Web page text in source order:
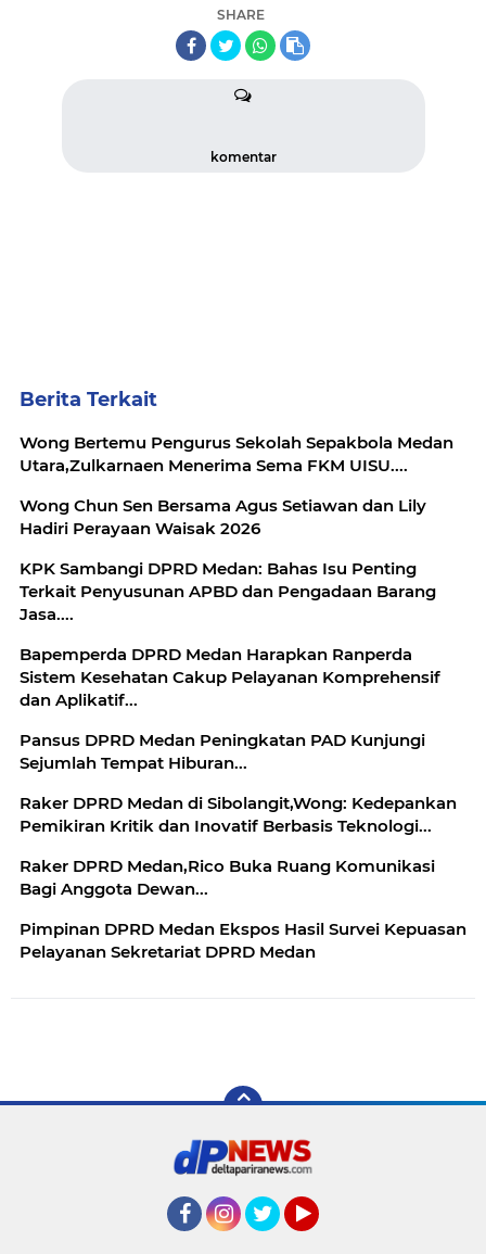
SHARE
komentar
Berita Terkait
Wong Bertemu Pengurus Sekolah Sepakbola Medan
Utara,Zulkarnaen Menerima Sema FKM UISU....
Wong Chun Sen Bersama Agus Setiawan dan Lily
Hadiri Perayaan Waisak 2026
KPK Sambangi DPRD Medan: Bahas Isu Penting
Terkait Penyusunan APBD dan Pengadaan Barang
Jasa....
Bapemperda DPRD Medan Harapkan Ranperda
Sistem Kesehatan Cakup Pelayanan Komprehensif
dan Aplikatif...
Pansus DPRD Medan Peningkatan PAD Kunjungi
Sejumlah Tempat Hiburan...
Raker DPRD Medan di Sibolangit,Wong: Kedepankan
Pemikiran Kritik dan Inovatif Berbasis Teknologi...
Raker DPRD Medan,Rico Buka Ruang Komunikasi
Bagi Anggota Dewan...
Pimpinan DPRD Medan Ekspos Hasil Survei Kepuasan
Pelayanan Sekretariat DPRD Medan